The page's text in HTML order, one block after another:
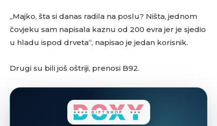
„Majko, šta si danas radila na poslu? Ništa, jednom
čovjeku sam napisala kaznu od 200 evra jer je sjedio
u hladu ispod drveta“, napisao je jedan korisnik.
Drugi su bili još oštriji, prenosi B92.